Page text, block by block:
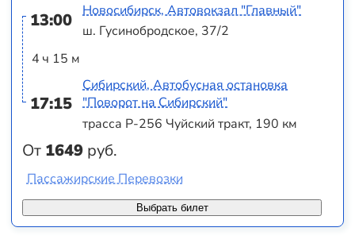
13:00
4 ч 15 м
17:15
От 1649 руб.
Новосибирск, Автовокзал "Главный"
ш. Гусинобродское, 37/2
Сибирский, Автобусная остановка
"Поворот на Сибирский"
трасса Р-256 Чуйский тракт, 190 км
Выбрать билет
Пассажирские Перевозки